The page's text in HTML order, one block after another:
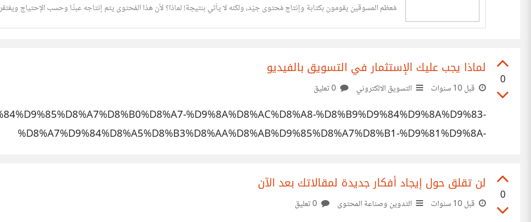
مُعظم المسوقين يقومون بكتابة وإنتاج مُحتوى جيّد، ولكنه لا يأتي بنتيجة! لماذا؟ لأن هذا المُحتوى يتم إنتاجه عبثًا وحسب الإحتياج
0
لماذا يجب عليك الإستثمار في التسويق بالفيديو
قبل 10 سنوات التسويق الالكتروني
%D9%8A%D8%AC%D8%A8-%D8%B9%D9%84%D9%8A%D9%83-
%D8%A7%D9%84%D8%A5%D8%B3%D8%AA%D8%AB%D9%85%D8%A7%D8%B1-%D9%81%D9%8A-
0
لن تقلق حول إيجاد أفكار جديدة لمقالاتك بعد الآن
قبل 10 سنوات التدوين وصناعة المحتوى